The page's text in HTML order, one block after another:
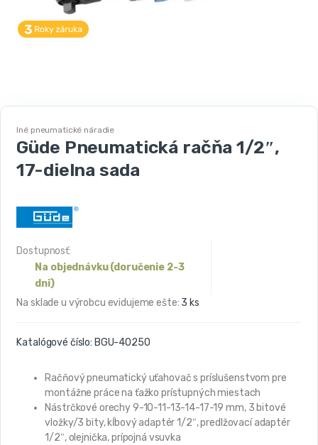
Iné pneumatické náradie
Güde Pneumatická račňa 1/2″,
17-dielna sada
Dostupnosť:
Na objednávku (doručenie 2-3
dni)
Na sklade u výrobcu evidujeme ešte: 3 ks
Katalógové číslo: BGU-40250
Račňový pneumatický uťahovač s príslušenstvom pre
montážne práce na ťažko prístupných miestach
Nástrčkové orechy 9-10-11-13-14-17-19 mm, 3 bitové
vložky/3 bity, kĺbový adaptér 1/2″, predlžovací adaptér
1/2″, olejnička, prípojná vsuvka